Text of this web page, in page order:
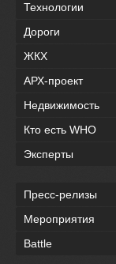
Технологии
Дороги
ЖКХ
АРХ-проект
Недвижимость
Кто есть WHO
Эксперты
Пресс-релизы
Мероприятия
Battle